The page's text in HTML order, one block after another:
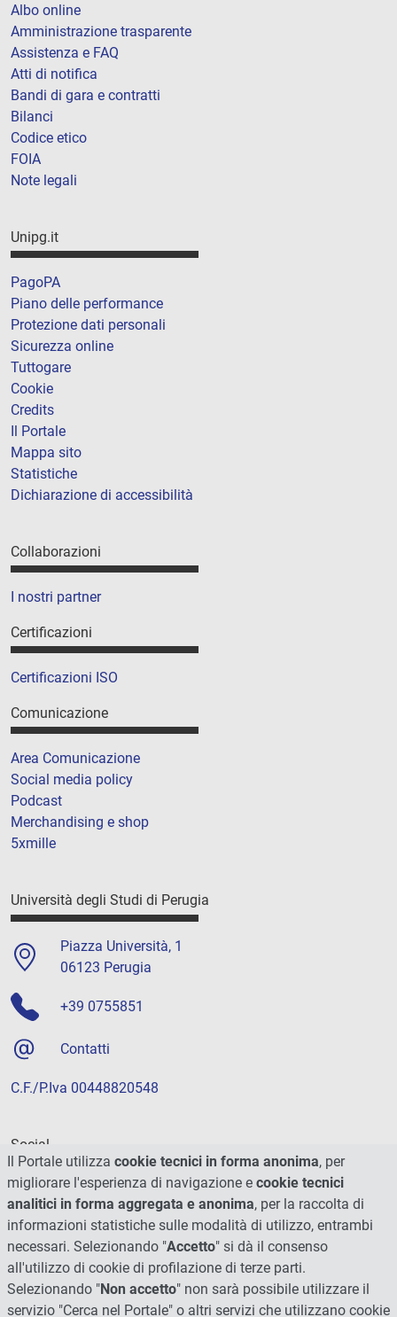
Albo online
Amministrazione trasparente
Assistenza e FAQ
Atti di notifica
Bandi di gara e contratti
Bilanci
Codice etico
FOIA
Note legali
Unipg.it
PagoPA
Piano delle performance
Protezione dati personali
Sicurezza online
Tuttogare
Cookie
Credits
Il Portale
Mappa sito
Statistiche
Dichiarazione di accessibilità
Collaborazioni
I nostri partner
Certificazioni
Certificazioni ISO
Comunicazione
Area Comunicazione
Social media policy
Podcast
Merchandising e shop
5xmille
Università degli Studi di Perugia
Piazza Università, 1
06123 Perugia
+39 0755851
Contatti
C.F./P.Iva 00448820548
Social
Il Portale utilizza cookie tecnici in forma anonima, per
migliorare l'esperienza di navigazione e cookie tecnici
analitici in forma aggregata e anonima, per la raccolta di
informazioni statistiche sulle modalità di utilizzo, entrambi
necessari. Selezionando "Accetto" si dà il consenso
all'utilizzo di cookie di profilazione di terze parti.
Selezionando "Non accetto" non sarà possibile utilizzare il
servizio "Cerca nel Portale" o altri servizi che utilizzano cookie